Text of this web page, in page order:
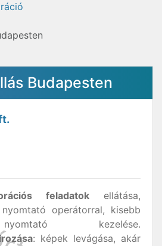
Budapesten
feladatok ellátása,
operátorral, kisebb
kezelése.
: képek levágása, akár